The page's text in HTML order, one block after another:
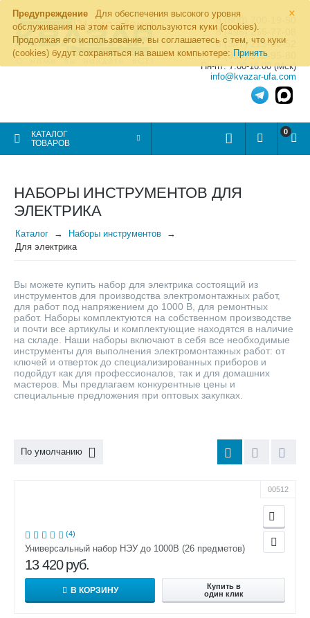
×
Предупреждение
Для обеспечения высокого уровня
обслуживания на этом сайте используются куки (cookies).
Продолжая его использование, вы соглашаетесь с тем, что куки
(cookies) будут сохраняться на вашем компьютере: Принять
8 (800) 700-19-50
8 (495) 255-77-08
8 (347) 225-00-52
8 (986) 963-95-80
Пн-пт: 7.00-16.00 (Мск)
info@kvazar-ufa.com
КАТАЛОГ
ТОВАРОВ
0
НАБОРЫ ИНСТРУМЕНТОВ ДЛЯ
ЭЛЕКТРИКА
Каталог
Наборы инструментов
Для электрика
Вы можете купить набор для электрика состоящий из
инструментов для производства электромонтажных работ,
для работ под напряжением до 1000 В, для ремонтных
работ. Наборы комплектуются на собственном производстве
и почти все артикулы и комплектующие находятся в наличие
на складе. Наши наборы включают в себя все необходимые
инструменты для выполнения электромонтажных работ: от
ключей и отверток до специализированных приборов и
подойдут как для профессионалов, так и для домашних
мастеров. Мы предлагаем конкурентные цены и
специальные предложения при оптовых закупках.
По умолчанию
00512
(4)
Универсальный набор НЭУ до 1000В (26 предметов)
13 420 руб.
В КОРЗИНУ
Купить в
один клик